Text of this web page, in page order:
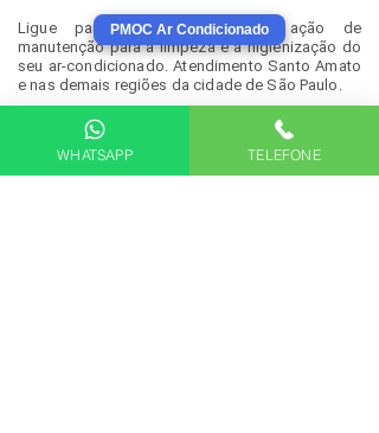
Ligue para agendar a nossa ação de
manutenção para a limpeza e a higienização do
seu ar-condicionado. Atendimento Santo Amato
e nas demais regiões da cidade de São Paulo.
WHATSAPP TELEFONE
PMOC Ar Condicionado